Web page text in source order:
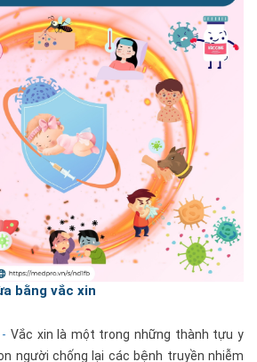
bằng vắc xin
Vắc xin là một trong những thành tựu y
người chống lại các bệnh truyền nhiễm